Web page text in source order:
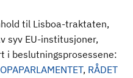
til Lisboa-traktaten,
syv EU-institusjoner,
i beslutningsprosessene:
, RÅDET